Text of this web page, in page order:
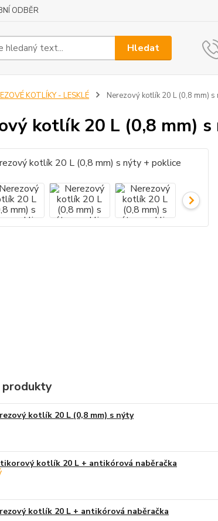
ODBĚR
Hledat
KOTLÍKY - LESKLÉ Nerezový kotlík 20 L (0,8 mm)
kotlík 20 L (0,8 mm)
produkty
kotlík 20 L (0,8 mm) s nýty
kotlík 20 L + antikórová naběračka
kotlík 20 L + antikórová naběračka